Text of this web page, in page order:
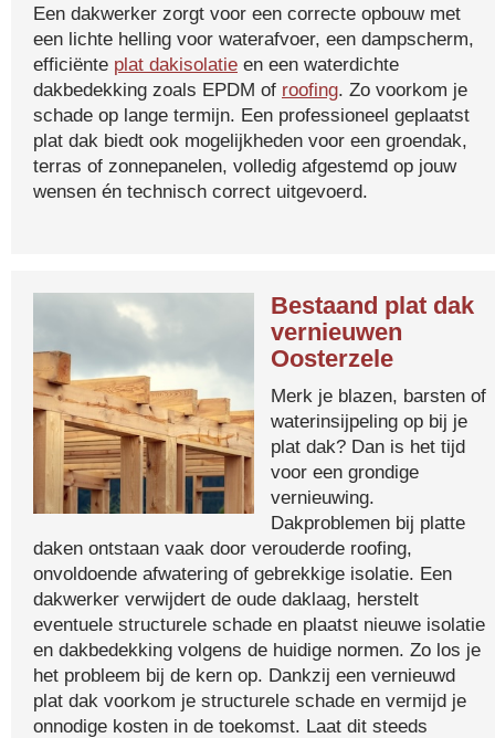
Een dakwerker zorgt voor een correcte opbouw met
een lichte helling voor waterafvoer, een dampscherm,
efficiënte plat dakisolatie en een waterdichte
dakbedekking zoals EPDM of roofing. Zo voorkom je
schade op lange termijn. Een professioneel geplaatst
plat dak biedt ook mogelijkheden voor een groendak,
terras of zonnepanelen, volledig afgestemd op jouw
wensen én technisch correct uitgevoerd.
Bestaand plat dak
vernieuwen
Oosterzele
Merk je blazen, barsten of
waterinsijpeling op bij je
plat dak? Dan is het tijd
voor een grondige
vernieuwing.
Dakproblemen bij platte
daken ontstaan vaak door verouderde roofing,
onvoldoende afwatering of gebrekkige isolatie. Een
dakwerker verwijdert de oude daklaag, herstelt
eventuele structurele schade en plaatst nieuwe isolatie
en dakbedekking volgens de huidige normen. Zo los je
het probleem bij de kern op. Dankzij een vernieuwd
plat dak voorkom je structurele schade en vermijd je
onnodige kosten in de toekomst. Laat dit steeds